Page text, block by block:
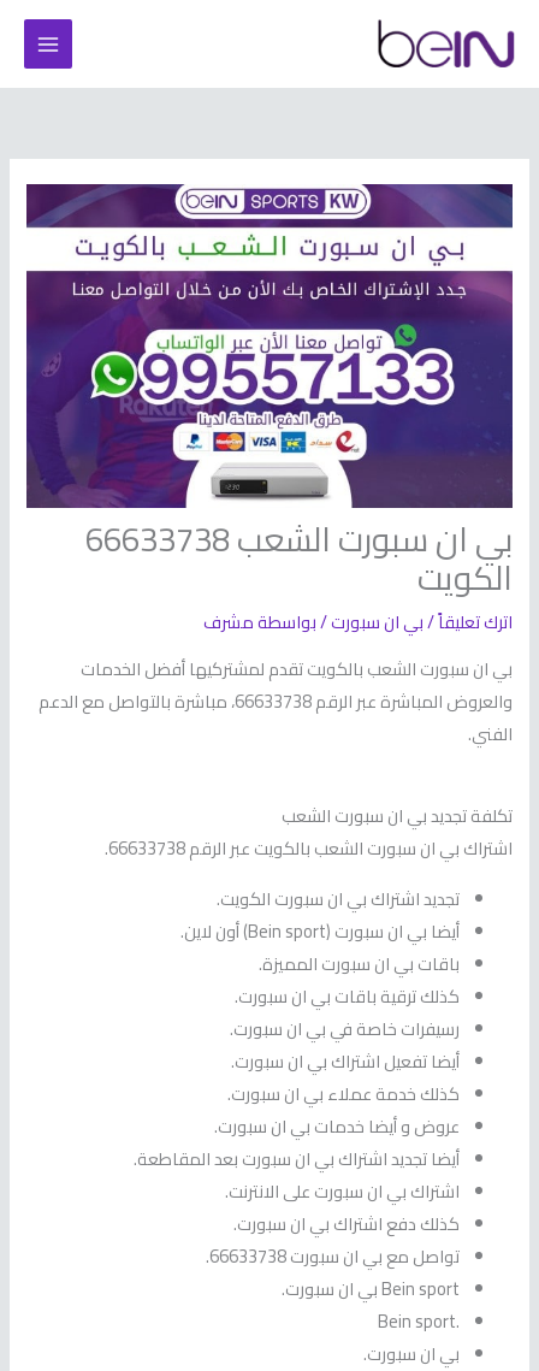
المحتوى
بي ان سبورت الشعب 66633738
الكويت
اترك تعليقاً/بي ان سبورت/ بواسطةمشرف
بي ان سبورت الشعب بالكويت تقدم لمشتركيها أفضل الخدمات
والعروض المباشرة عبر الرقم 66633738، مباشرة بالتواصل مع الدعم
الفني.
تكلفة تجديد بي ان سبورت الشعب
اشتراك بي ان سبورت الشعب بالكويت عبر الرقم 66633738.
تجديد اشتراك بي ان سبورت الكويت.
أيضا بي ان سبورت (Bein sport) أون لاين.
باقات بي ان سبورت المميزة.
كذلك ترقية باقات بي ان سبورت.
رسيفرات خاصة في بي ان سبورت.
أيضا تفعيل اشتراك بي ان سبورت.
كذلك خدمة عملاء بي ان سبورت.
عروض و أيضا خدمات بي ان سبورت.
أيضا تجديد اشتراك بي ان سبورت بعد المقاطعة.
اشتراك بي ان سبورت على الانترنت.
كذلك دفع اشتراك بي ان سبورت.
تواصل مع بي ان سبورت 66633738.
Bein sport بي ان سبورت.
.Bein sport
بي ان سبورت.